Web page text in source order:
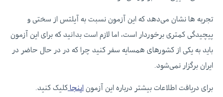
تجربه ها نشان می‌دهد که این آزمون نسبت به آیلتس از سختی و
پیچیدگی کمتری برخوردار است، اما لازم است بدانید که برای این آزمون
باید به یکی از کشورهای همسایه سفر کنید چرا که در در حال حاضر در
ایران برگزار نمی‌شود.
برای دریافت اطلاعات بیشتر درباره این آزمون اینجا کلیک کنید.